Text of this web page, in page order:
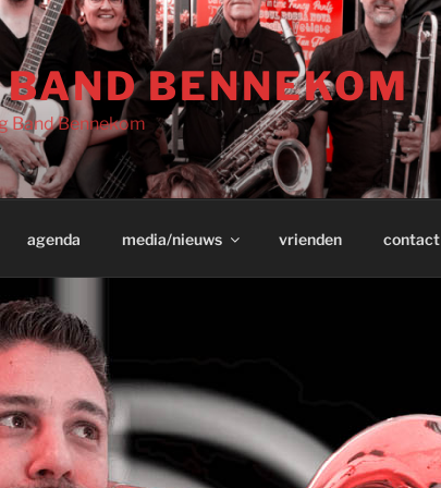
BENNEKOM
Band Bennekom
agenda media/nieuws vrienden contact